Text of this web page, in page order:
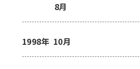
8月
1998年 10月